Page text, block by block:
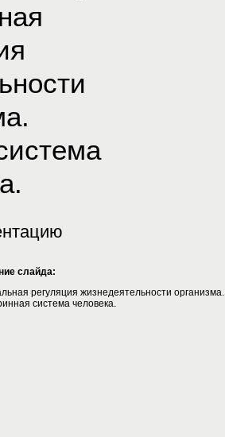
слайда:
регуляция жизнедеятельности организма.
система человека.